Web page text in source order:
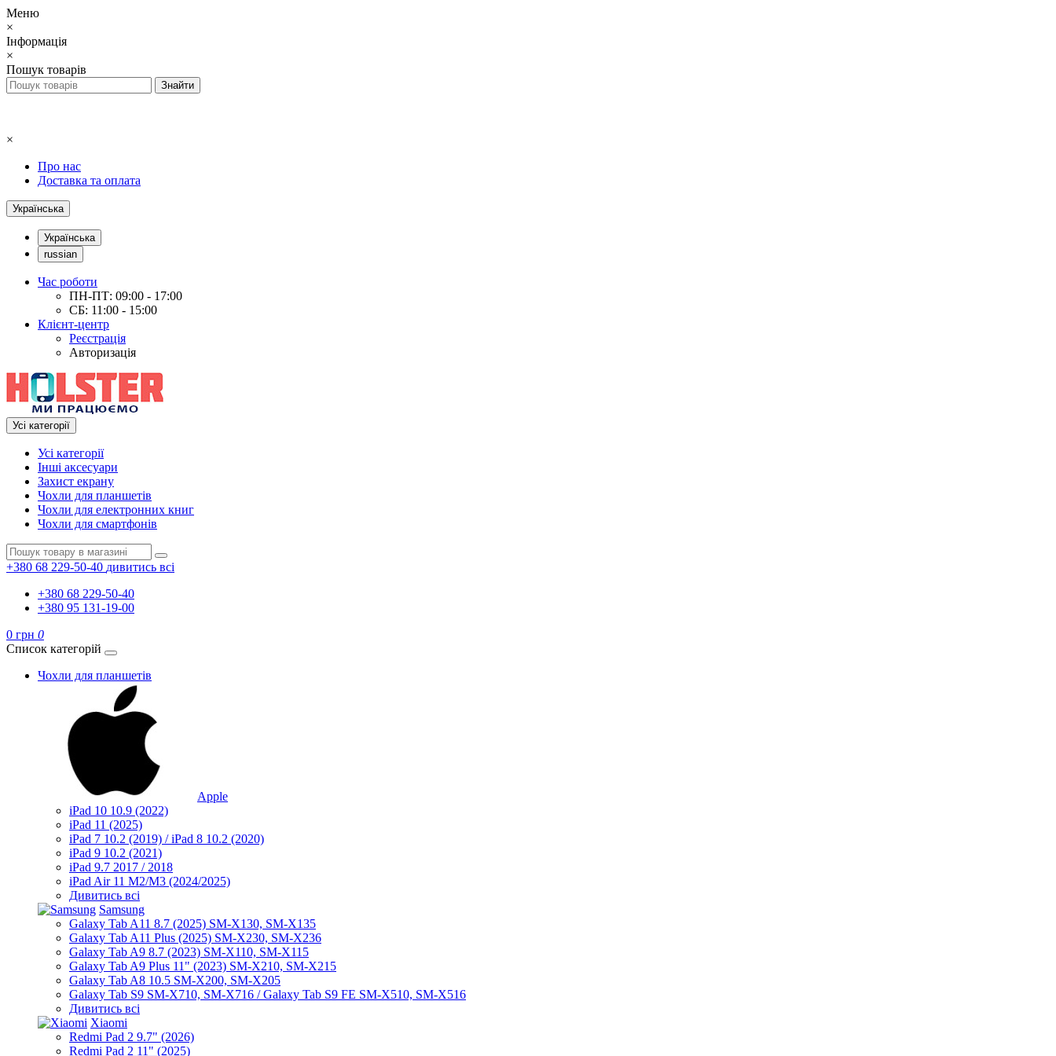
Меню
×
Інформація
×
Пошук товарів
×
Про нас
Доставка та оплата
Українська
Українська
russian
Час роботи
ПН-ПТ: 09:00 - 17:00
СБ: 11:00 - 15:00
Клієнт-центр
Реєстрація
Авторизація
Усі категорії
Усі категорії
Інші аксесуари
Захист екрану
Чохли для планшетів
Чохли для електронних книг
Чохли для смартфонів
+380 68 229-50-40 дивитись всі
+380 68 229-50-40
+380 95 131-19-00
0 грн 0
Список категорій
Чохли для планшетів
Apple
iPad 10 10.9 (2022)
iPad 11 (2025)
iPad 7 10.2 (2019) / iPad 8 10.2 (2020)
iPad 9 10.2 (2021)
iPad 9.7 2017 / 2018
iPad Air 11 M2/M3 (2024/2025)
Дивитись всі
Samsung
Galaxy Tab A11 8.7 (2025) SM-X130, SM-X135
Galaxy Tab A11 Plus (2025) SM-X230, SM-X236
Galaxy Tab A9 8.7 (2023) SM-X110, SM-X115
Galaxy Tab A9 Plus 11" (2023) SM-X210, SM-X215
Galaxy Tab A8 10.5 SM-X200, SM-X205
Galaxy Tab S9 SM-X710, SM-X716 / Galaxy Tab S9 FE SM-X510, SM-X516
Дивитись всі
Xiaomi
Redmi Pad 2 9.7" (2026)
Redmi Pad 2 11" (2025)